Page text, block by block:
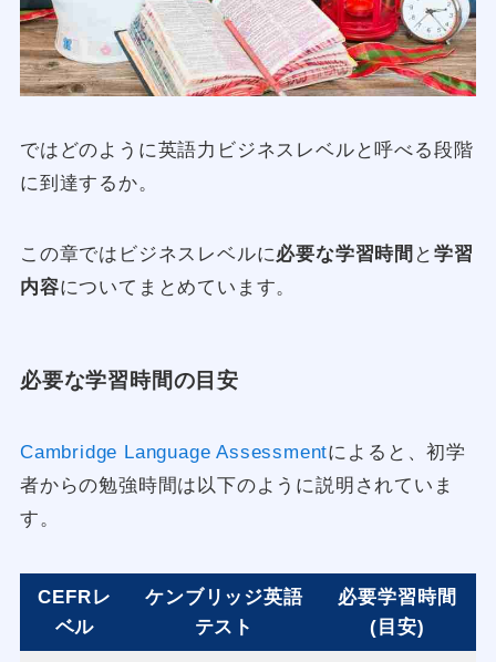
ではどのように英語力ビジネスレベルと呼べる段階
に到達するか。
この章ではビジネスレベルに必要な学習時間 と 学習
内容についてまとめています。
必要な学習時間の目安
Cambridge Language Assessmentによると、初学
者からの勉強時間は以下のように説明されていま
す。
CEFRレ
ベル
ケンブリッジ英語
テスト
必要学習時間
(目安)